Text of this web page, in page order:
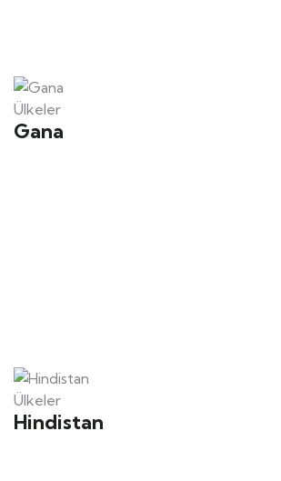
Ülkeler
Gana
Ülkeler
Hindistan